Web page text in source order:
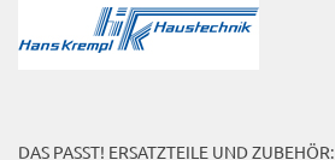
DAS PASST! ERSATZTEILE UND ZUBEHÖR: